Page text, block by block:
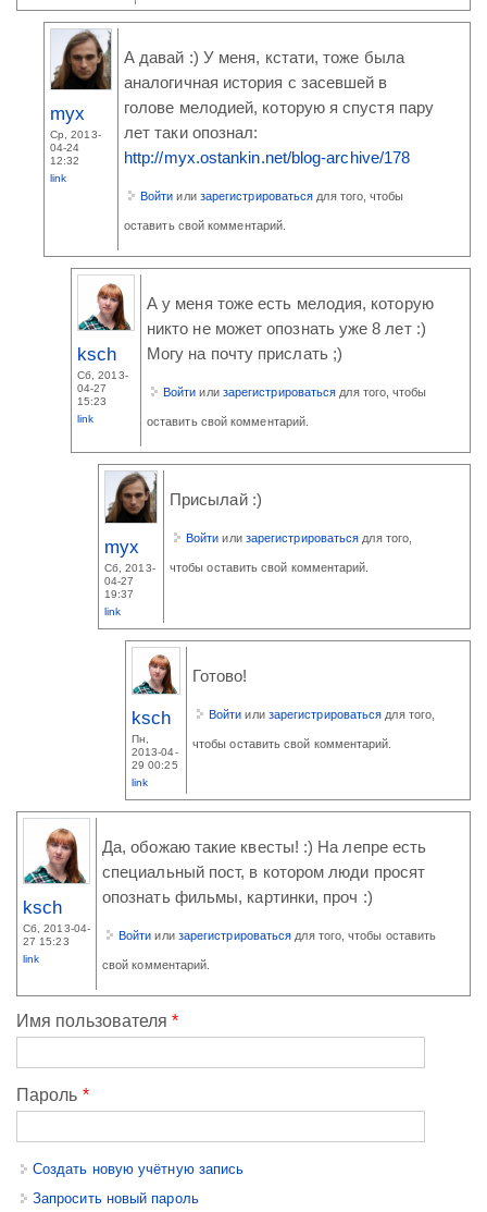
myx
Ср, 2013-
04-24
12:32
link
А давай :) У меня, кстати, тоже была
аналогичная история с засевшей в
голове мелодией, которую я спустя пару
лет таки опознал:
http://myx.ostankin.net/blog-archive/178
Войти или зарегистрироваться для того, чтобы
оставить свой комментарий.
ksch
Сб, 2013-
04-27
15:23
link
А у меня тоже есть мелодия, которую
никто не может опознать уже 8 лет :)
Могу на почту прислать ;)
Войти или зарегистрироваться для того, чтобы
оставить свой комментарий.
myx
Сб, 2013-
04-27
19:37
link
Присылай :)
Войти или зарегистрироваться для того,
чтобы оставить свой комментарий.
ksch
Пн,
2013-04-
29 00:25
link
Готово!
Войти или зарегистрироваться для того,
чтобы оставить свой комментарий.
ksch
Сб, 2013-04-
27 15:23
link
Да, обожаю такие квесты! :) На лепре есть
специальный пост, в котором люди просят
опознать фильмы, картинки, проч :)
Войти или зарегистрироваться для того, чтобы оставить
свой комментарий.
Имя пользователя*
Пароль *
Создать новую учётную запись
Запросить новый пароль